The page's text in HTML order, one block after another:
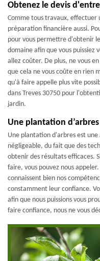
Obtenez le devis
Comme tous travaux, effectuer
préparation financière aussi.
pour vous permettre d'obtenir
domaine afin que vous puissiez
allez coûter. De plus, ne vous
que cela ne vous coûte en rien
qu'à faire appelle plus vite
dans Treves 30750 pour
jardin.
Une plantation
Une plantation d'arbres est une
négligeable, du fait que des
obtenir des résultats efficaces.
faire, vous pouvez nous
connaissent bien nos
constamment leur confiance.
afin que nous puissions vous
faire confiance, nous ne vous